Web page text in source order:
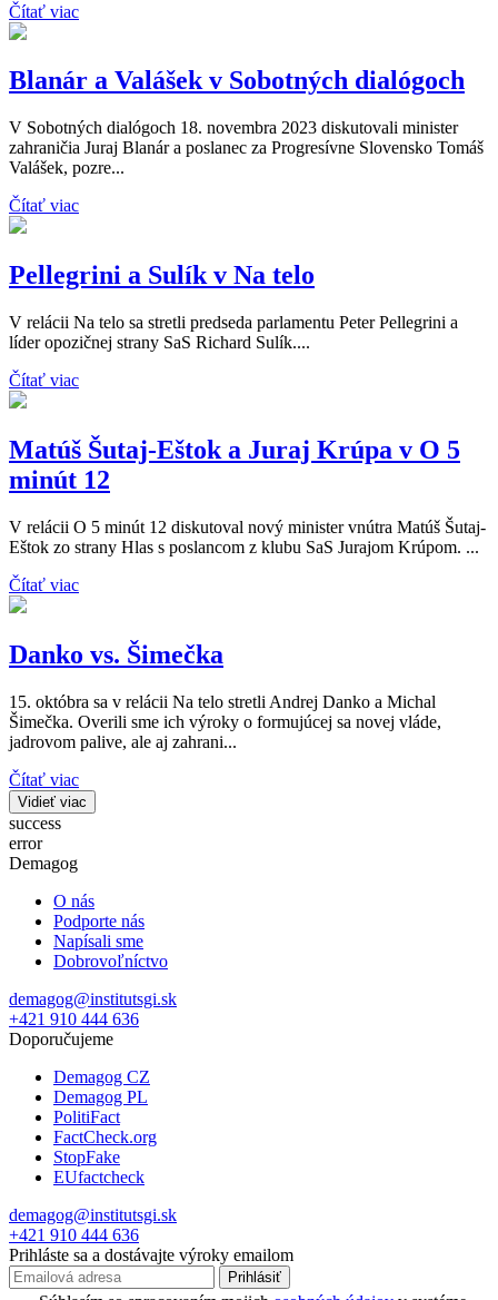
Čítať viac
Blanár a Valášek v Sobotných dialógoch
V Sobotných dialógoch 18. novembra 2023 diskutovali minister
zahraničia Juraj Blanár a poslanec za Progresívne Slovensko Tomáš
Valášek, pozre...
Čítať viac
Pellegrini a Sulík v Na telo
V relácii Na telo sa stretli predseda parlamentu Peter Pellegrini a
líder opozičnej strany SaS Richard Sulík....
Čítať viac
Matúš Šutaj-Eštok a Juraj Krúpa v O 5
minút 12
V relácii O 5 minút 12 diskutoval nový minister vnútra Matúš Šutaj-
Eštok zo strany Hlas s poslancom z klubu SaS Jurajom Krúpom. ...
Čítať viac
Danko vs. Šimečka
15. októbra sa v relácii Na telo stretli Andrej Danko a Michal
Šimečka. Overili sme ich výroky o formujúcej sa novej vláde,
jadrovom palive, ale aj zahrani...
Čítať viac
Vidieť viac
success
error
Demagog
O nás
Podporte nás
Napísali sme
Dobrovoľníctvo
demagog@institutsgi.sk
+421 910 444 636
Doporučujeme
Demagog CZ
Demagog PL
PolitiFact
FactCheck.org
StopFake
EUfactcheck
demagog@institutsgi.sk
+421 910 444 636
Prihláste sa a dostávajte výroky emailom
Prihlásiť